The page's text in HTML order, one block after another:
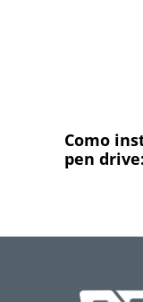
Como
pen